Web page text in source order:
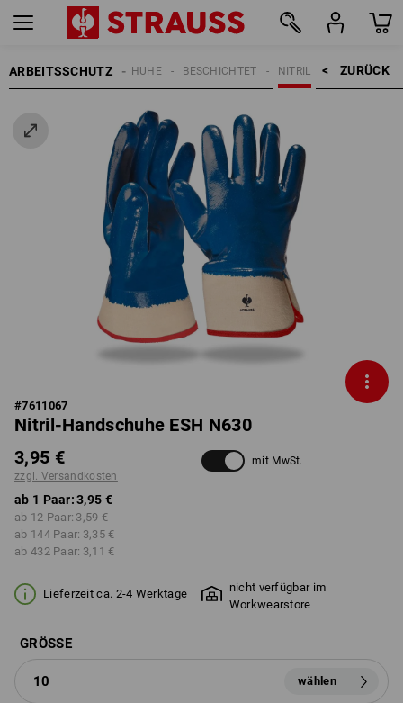
ARBEITSSCHUTZ ZURÜCK    >
NITRIL
BESCHICHTET
HANDSCHUHE
#7611067
Nitril-Handschuhe ESH N630
3,95 €
zzgl. Versandkosten
mit MwSt.
ab 1 Paar:3,95 €
ab 12 Paar: 3,59 €
ab 144 Paar: 3,35 €
ab 432 Paar: 3,11 €
Lieferzeit ca. 2-4 Werktage
nicht verfügbar im
Workwearstore
GRÖSSE
10 wählen